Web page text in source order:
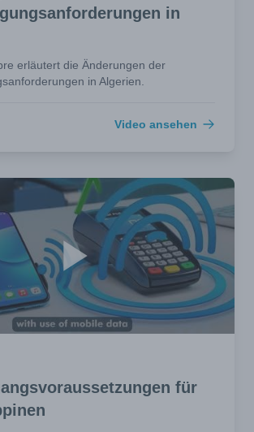
in
erläutert die Änderungen der
in Algerien.
Video ansehen
für